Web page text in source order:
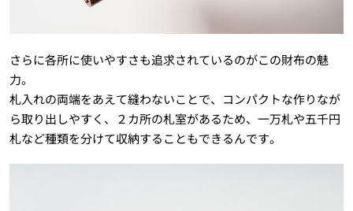
さらに各所に使いやすさも追求されているのがこの財布の魅
力。
札入れの両端をあえて縫わないことで、コンパクトな作りなが
ら取り出しやすく、２カ所の札室があるため、一万札や五千円
札など種類を分けて収納することもできるんです。